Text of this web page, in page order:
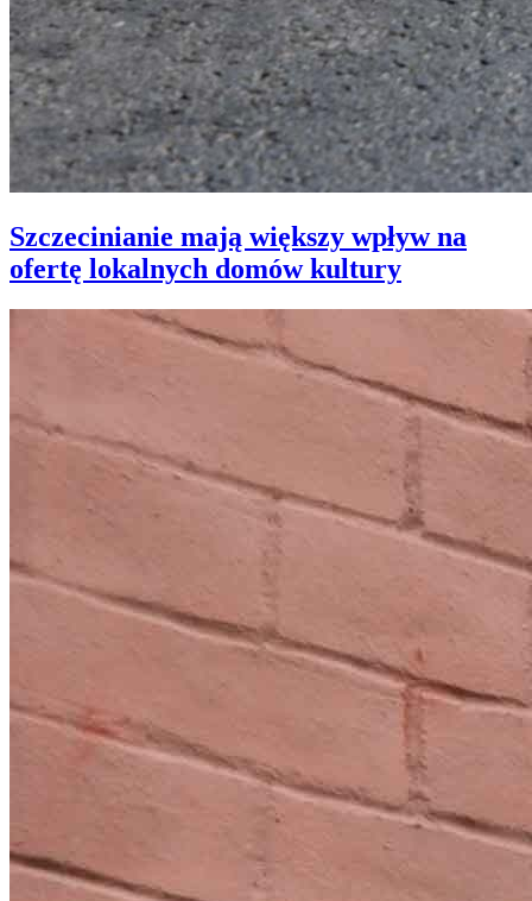
Szczecinianie mają większy wpływ na
ofertę lokalnych domów kultury